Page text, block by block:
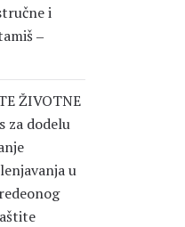
i
‒
ŽIVOTNE
za dodelu
u